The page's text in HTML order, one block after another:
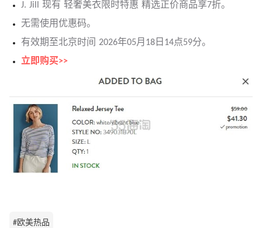
J. Jill 现有 轻奢美衣限时特惠 精选正价商品享7折。
无需使用优惠码。
有效期至北京时间 2026年05月18日14点59分。
立即购买>>
#欧美热品